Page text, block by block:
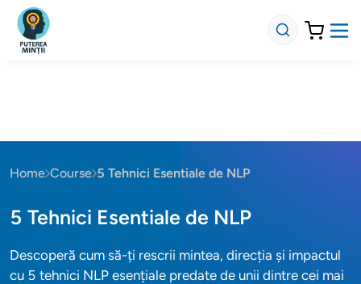
Home Course 5 Tehnici Esentiale de NLP
5 Tehnici Esentiale de NLP
Descoperă cum să-ți rescrii mintea, direcția și impactul
cu 5 tehnici NLP esențiale predate de unii dintre cei mai